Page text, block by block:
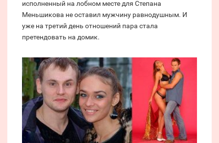
исполненный на лобном месте для Степана
Меньшикова не оставил мужчину равнодушным. И
уже на третий день отношений пара стала
претендовать на домик.